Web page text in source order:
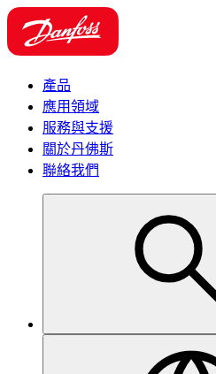
產品
應用領域
服務與支援
關於丹佛斯
聯絡我們